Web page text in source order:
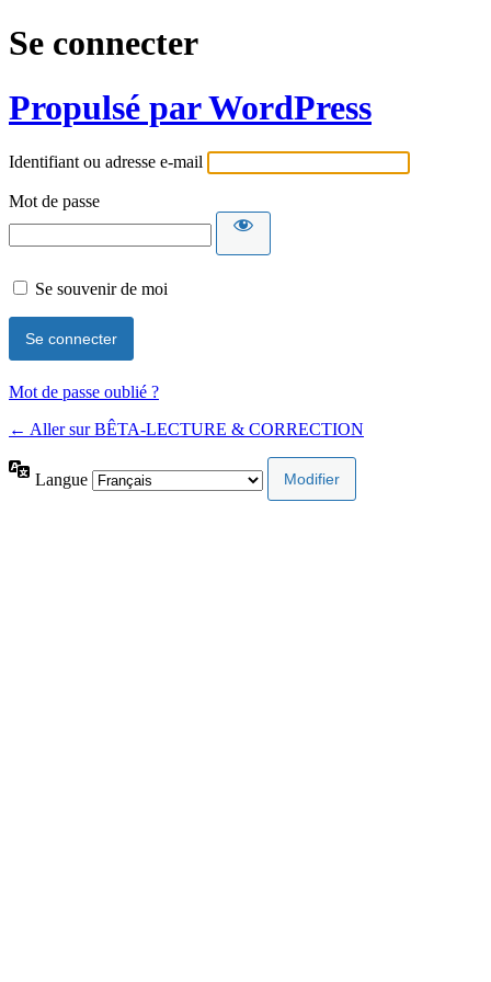
Se connecter
Propulsé par WordPress
Identifiant ou adresse e-mail
Mot de passe
Se souvenir de moi
Mot de passe oublié ?
← Aller sur BÊTA-LECTURE & CORRECTION
Langue